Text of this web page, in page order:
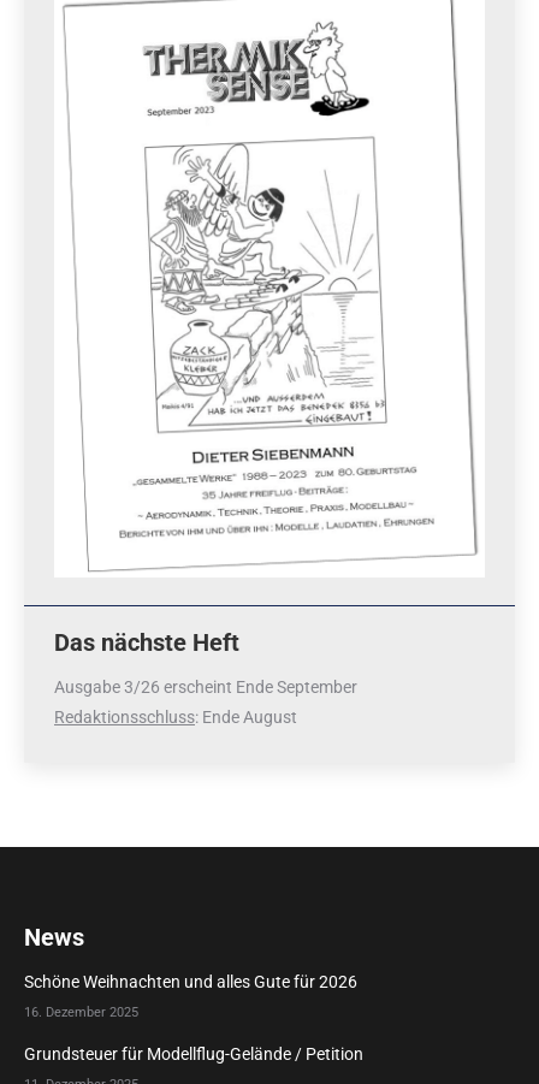
Das nächste Heft
Ausgabe 3/26 erscheint Ende September
Redaktionsschluss: Ende August
News
Schöne Weihnachten und alles Gute für 2026
16. Dezember 2025
Grundsteuer für Modellflug-Gelände / Petition